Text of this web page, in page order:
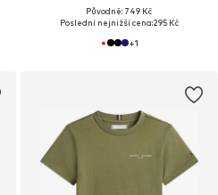
Původně: 749 Kč
Poslední nejnižší cena:295 Kč
+1